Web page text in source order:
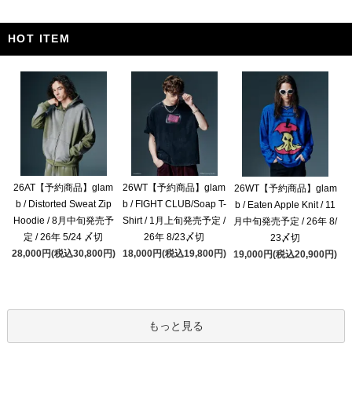
HOT ITEM
26AT【予約商品】glam
b / Distorted Sweat Zip
Hoodie / 8月中旬発売予
定 / 26年 5/24 〆切
28,000円(税込30,800円)
26WT【予約商品】glam
b / FIGHT CLUB/Soap T-
Shirt / 1月上旬発売予定 /
26年 8/23〆切
18,000円(税込19,800円)
26WT【予約商品】glam
b / Eaten Apple Knit / 11
月中旬発売予定 / 26年 8/
23〆切
19,000円(税込20,900円)
もっと見る